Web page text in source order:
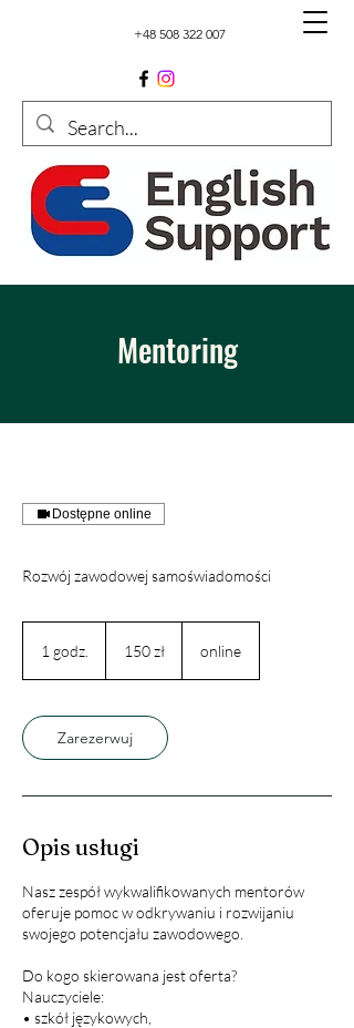
+48 508 322 007
Mentoring
Dostępne online
1 godz.
d
z
polskich
150 zł online
Zarezerwuj
Opis usługi
Nasz zespół wykwalifikowanych mentorów
oferuje pomoc w odkrywaniu i rozwijaniu
swojego potencjału zawodowego.
Do kogo skierowana jest oferta?
Nauczyciele:
• szkół językowych,